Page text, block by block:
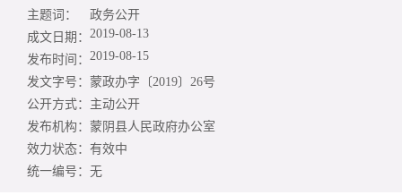
主题词：
政务公开
成文日期： 2019-08-13
发布时间： 2019-08-15
发文字号： ​蒙政办字〔2019〕26号
公开方式： 主动公开
发布机构： 蒙阴县人民政府办公室
效力状态： 有效中
统一编号： 无